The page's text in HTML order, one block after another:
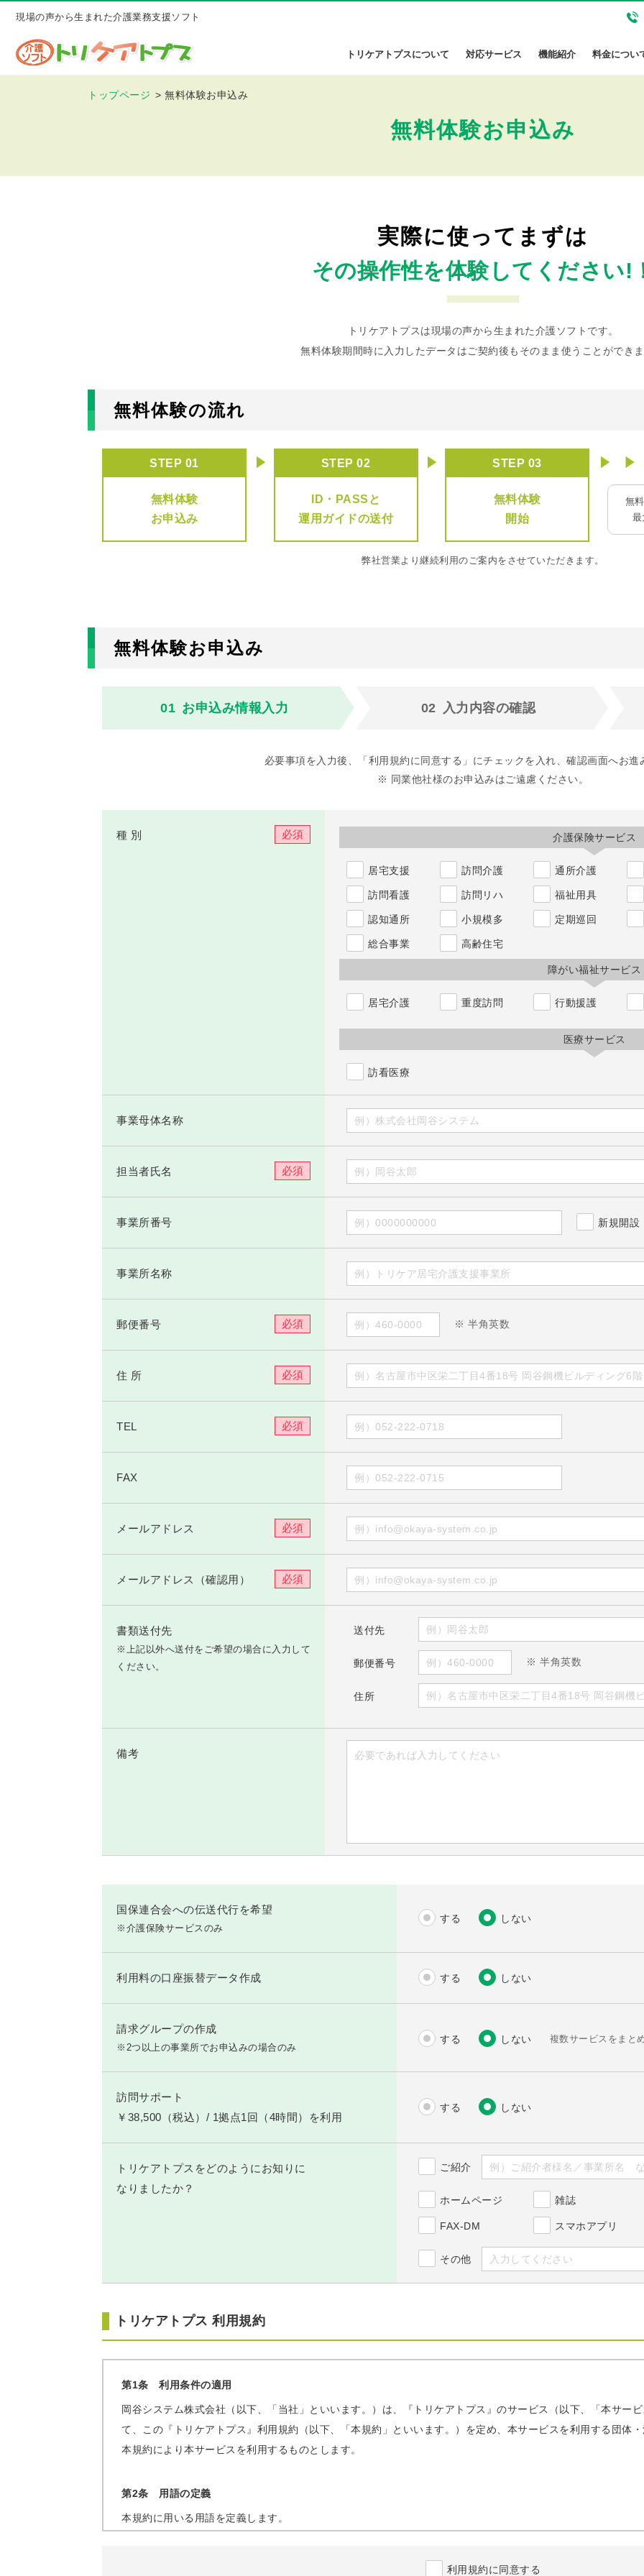
現場の声から生まれた介護業務支援ソフト
トリケアトプスについて 対応サービス 機能紹介 料金につい
トップページ 無料体験お申込み
無料体験お申込み
実際に使ってまずは
その操作性を体験してください!
トリケアトプスは現場の声から生まれた介護ソフトです。
無料体験期間時に入力したデータはご契約後もそのまま使うことができ
無料体験の流れ
STEP 01
無料体験
お申込み
STEP 02
ID・PASSと
運用ガイドの送付
STEP 03
無料体験
開始
無
最
弊社営業より継続利用のご案内をさせていただきます。
無料体験お申込み
01 お申込み情報入力 02 入力内容の確認
必要事項を入力後、「利用規約に同意する」にチェックを入れ、確認画面へお進
※ 同業他社様のお申込みはご遠慮ください。
種 別 必須 介護保険サービス
居宅支援 訪問介護 通所介護
訪問看護 訪問リハ 福祉用具
認知通所 小規模多 定期巡回
総合事業 高齢住宅
障がい福祉サービス
居宅介護 重度訪問 行動援護
医療サービス
訪看医療
事業母体名称
担当者氏名 必須
事業所番号 新規開設
事業所名称
郵便番号 必須 ※ 半角英数
住 所 必須
TEL 必須
FAX
メールアドレス 必須
メールアドレス （確認用） 必須
書類送付先
※上記以外へ送付をご希望の場合に入力して
ください。
送付先
郵便番号 ※ 半角英数
住所
備考
国保連合会への伝送代行を希望
※介護保険サービスのみ
する しない
利用料の口座振替データ作成 する しない
請求グループの作成
※2つ以上の事業所でお申込みの場合のみ
する しない 複数サービスをまと
訪問サポート
￥38,500（税込）/ 1拠点1回（4時間）を利用
する しない
トリケアトプスをどのようにお知りに
なりましたか？
ご紹介
ホームページ 雑誌
FAX-DM スマホアプリ
その他
トリケアトプス 利用規約
第1条 利用条件の適用
岡谷システム株式会社（以下、「当社」といいます。）は、『トリケアトプス』のサービス（以下、「本サー
て、この『トリケアトプス』利用規約（以下、「本規約」といいます。）を定め、本サービスを利用する団体
本規約により本サービスを利用するものとします。
第2条 用語の定義
本規約に用いる用語を定義します。
利用規約に同意する